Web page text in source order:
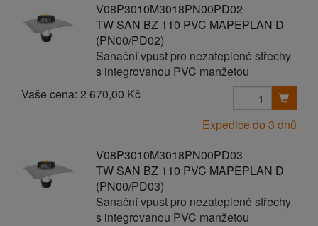
V08P3010M3018PN00PD02
TW SAN BZ 110 PVC MAPEPLAN D
(PN00/PD02)
Sanační vpust pro nezateplené střechy
s integrovanou PVC manžetou
Vaše cena: 2 670,00 Kč
Expedice do 3 dnů
V08P3010M3018PN00PD03
TW SAN BZ 110 PVC MAPEPLAN D
(PN00/PD03)
Sanační vpust pro nezateplené střechy
s integrovanou PVC manžetou